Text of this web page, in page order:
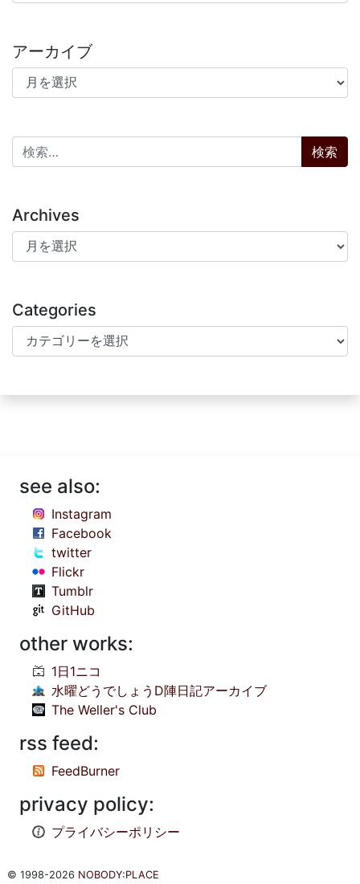
アーカイブ
アーカイブ
検索:
Archives
Archives
Categories
Categories
see also:
Instagram
Facebook
twitter
Flickr
Tumblr
GitHub
other works:
1日1ニコ
水曜どうでしょうD陣日記アーカイブ
The Weller's Club
rss feed:
FeedBurner
privacy policy:
プライバシーポリシー
© 1998-2026 NOBODY:PLACE